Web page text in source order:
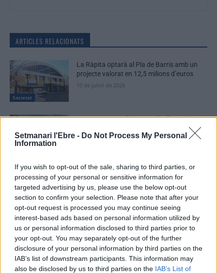
Setmanari l'Ebre - Do Not Process My Personal
Information
If you wish to opt-out of the sale, sharing to third parties, or
processing of your personal or sensitive information for
targeted advertising by us, please use the below opt-out
section to confirm your selection. Please note that after your
opt-out request is processed you may continue seeing
interest-based ads based on personal information utilized by
us or personal information disclosed to third parties prior to
your opt-out. You may separately opt-out of the further
disclosure of your personal information by third parties on the
IAB’s list of downstream participants. This information may
also be disclosed by us to third parties on the IAB’s List of
ARTICLES RELACIONATS
Societat
La Ràpita optarà al Pla de Barris amb un
projecte valorat en 12,5 milions d’euros
10 de juliol de 2026
La nova passarel·la entre Pla d’Empúries i
el Grau i la neteja del barranc de la Mina,
primeres escomeses del Pla de Barris
Societat
“Escòcia és un país de contradiccions:
salvatge i profundament intel·lectual”
22 de juny de 2026
DEIXA UNA RESPOSTA